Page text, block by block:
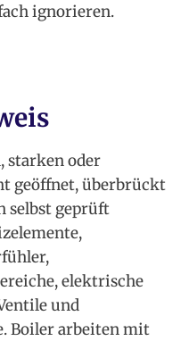
ignorieren.
starken oder
geöffnet, überbrückt
selbst geprüft
elektrische
und
Boiler arbeiten mit